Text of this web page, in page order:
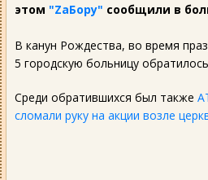
этом "ZаБору" сообщили в
В канун Рождества, во время
5 городскую больницу
Среди обратившихся был также
сломали руку на акции возле